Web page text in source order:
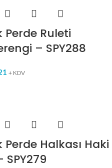
Perde Ruleti
– SPY288
+ KDV
Perde Halkası Haki
SPY279